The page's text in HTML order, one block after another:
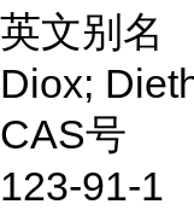
英文别名
Diox;
CAS号
123-91-1